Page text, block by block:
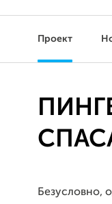
Проект
Безусловно,